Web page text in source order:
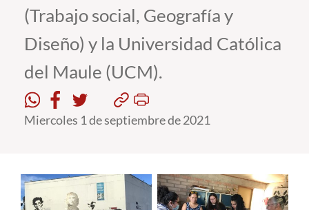
Postgrado
Formación Continua
Estudiantes
Académicos
(Trabajo social, Geografía y
Diseño) y la Universidad Católica
del Maule (UCM).
Miercoles 1 de septiembre de 2021